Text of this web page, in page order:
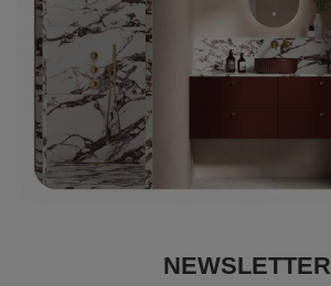
NEWSLETTER